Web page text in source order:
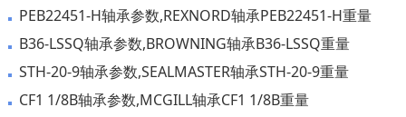
PEB22451-H轴承参数,REXNORD轴承PEB22451-H重量
B36-LSSQ轴承参数,BROWNING轴承B36-LSSQ重量
STH-20-9轴承参数,SEALMASTER轴承STH-20-9重量
CF1 1/8B轴承参数,MCGILL轴承CF1 1/8B重量